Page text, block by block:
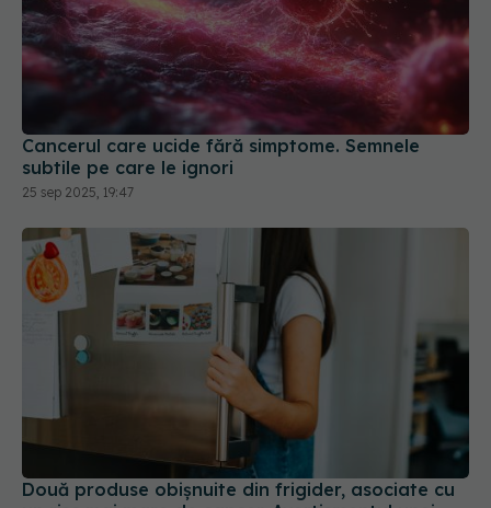
Cancerul care ucide fără simptome. Semnele
subtile pe care le ignori
25 sep 2025, 19:47
Două produse obișnuite din frigider, asociate cu
un risc mai mare de cancer. Avertismentul unei
cercetătoare
21 mai 2026, 08:43